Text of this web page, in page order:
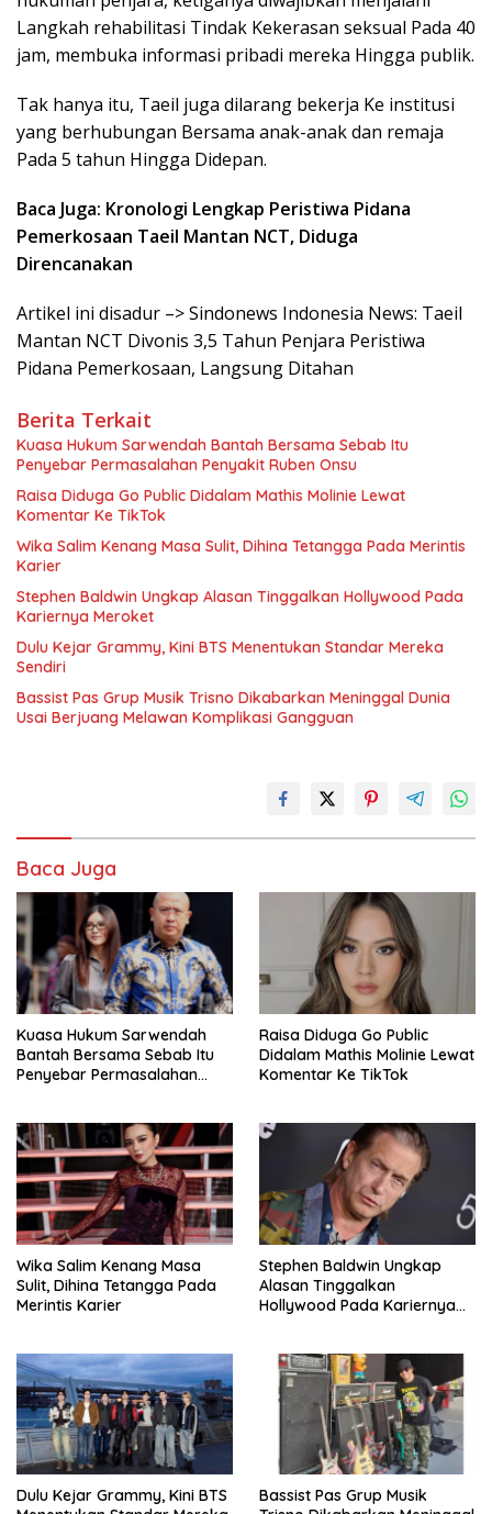
Langkah rehabilitasi Tindak Kekerasan seksual Pada 40
jam, membuka informasi pribadi mereka Hingga publik.
Tak hanya itu, Taeil juga dilarang bekerja Ke institusi
yang berhubungan Bersama anak-anak dan remaja
Pada 5 tahun Hingga Didepan.
Baca Juga: Kronologi Lengkap Peristiwa Pidana
Pemerkosaan Taeil Mantan NCT, Diduga
Direncanakan
Artikel ini disadur –> Sindonews Indonesia News: Taeil
Mantan NCT Divonis 3,5 Tahun Penjara Peristiwa
Pidana Pemerkosaan, Langsung Ditahan
Berita Terkait
Kuasa Hukum Sarwendah Bantah Bersama Sebab Itu
Penyebar Permasalahan Penyakit Ruben Onsu
Raisa Diduga Go Public Didalam Mathis Molinie Lewat
Komentar Ke TikTok
Wika Salim Kenang Masa Sulit, Dihina Tetangga Pada Merintis
Karier
Stephen Baldwin Ungkap Alasan Tinggalkan Hollywood Pada
Kariernya Meroket
Dulu Kejar Grammy, Kini BTS Menentukan Standar Mereka
Sendiri
Bassist Pas Grup Musik Trisno Dikabarkan Meninggal Dunia
Usai Berjuang Melawan Komplikasi Gangguan
Baca Juga
Kuasa Hukum Sarwendah
Bantah Bersama Sebab Itu
Penyebar Permasalahan
Raisa Diduga Go Public
Didalam Mathis Molinie Lewat
Komentar Ke TikTok
Wika Salim Kenang Masa
Sulit, Dihina Tetangga Pada
Merintis Karier
Stephen Baldwin Ungkap
Alasan Tinggalkan
Hollywood Pada Kariernya
Dulu Kejar Grammy, Kini BTS
Bassist Pas Grup Musik